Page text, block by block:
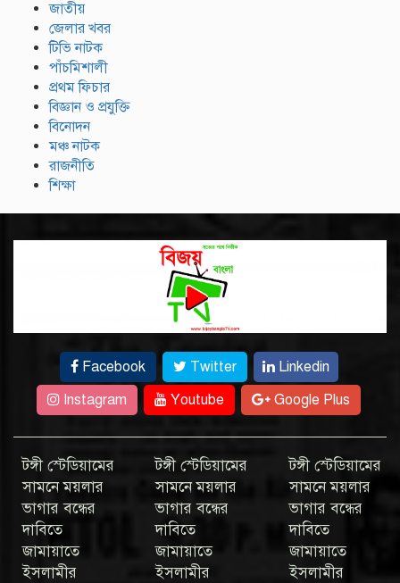
জাতীয়
জেলার খবর
টিভি নাটক
পাঁচমিশালী
প্রথম ফিচার
বিজ্ঞান ও প্রযুক্তি
বিনোদন
মঞ্চ নাটক
রাজনীতি
শিক্ষা
Facebook Twitter
Linkedin
Instagram
Youtube Google Plus
টঙ্গী স্টেডিয়ামের
সামনে ময়লার
ভাগার বন্ধের
দাবিতে
জামায়াতে
ইসলামীর
টঙ্গী স্টেডিয়ামের
সামনে ময়লার
ভাগার বন্ধের
দাবিতে
জামায়াতে
ইসলামীর
টঙ্গী স্টেডিয়ামের
সামনে ময়লার
ভাগার বন্ধের
দাবিতে
জামায়াতে
ইসলামীর